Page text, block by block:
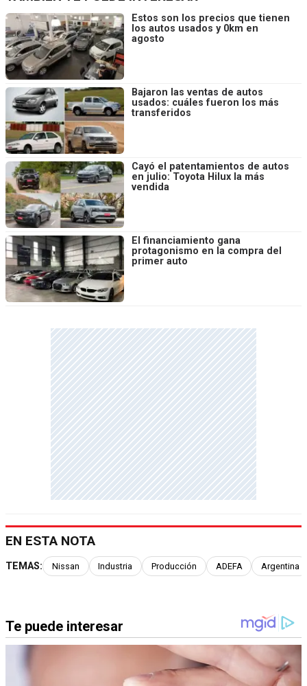
Estos son los precios que tienen
los autos usados y 0km en
agosto
Bajaron las ventas de autos
usados: cuáles fueron los más
transferidos
Cayó el patentamientos de autos
en julio: Toyota Hilux la más
vendida
El financiamiento gana
protagonismo en la compra del
primer auto
EN ESTA NOTA
TEMAS: Nissan Industria Producción ADEFA Argentina